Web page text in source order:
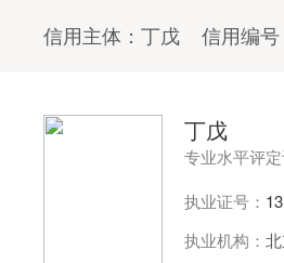
信用主体： 丁戊 信用编号
丁戊
专业水平评定
执业证号：
执业机构：